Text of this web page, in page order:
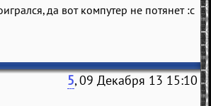
да вот компутер не потянет :с
5, 09 Декабря 13 15:10